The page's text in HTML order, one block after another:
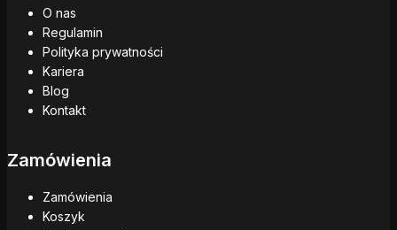
O nas
Regulamin
Polityka prywatności
Kariera
Blog
Kontakt
Zamówienia
Zamówienia
Koszyk